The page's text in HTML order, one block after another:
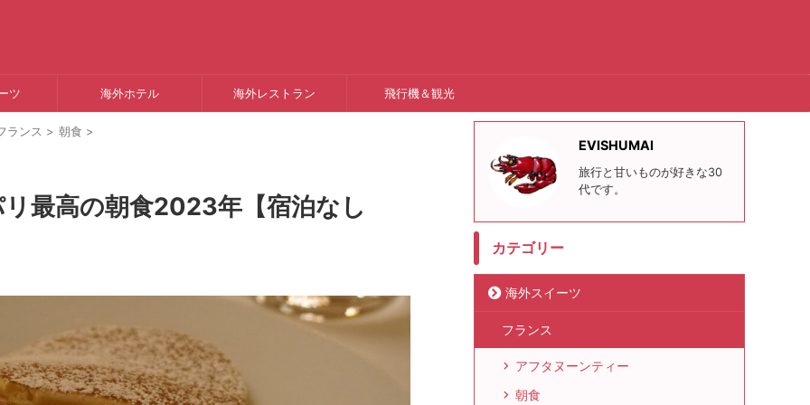
ツ 海外ホテル 海外レストラン 飛行機＆観光
ランス > 朝食 >
最高の朝食2023年【宿泊なし
EVISHUMAI
旅行と甘いものが好きな30
代です。
カテゴリー
海外スイーツ
フランス
アフタヌーンティー
朝食